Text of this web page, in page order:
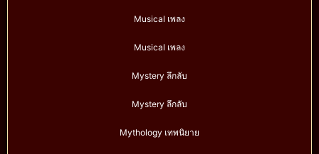
Musical เพลง
Musical เพลง
Mystery ลึกลับ
Mystery ลึกลับ
Mythology เทพนิยาย